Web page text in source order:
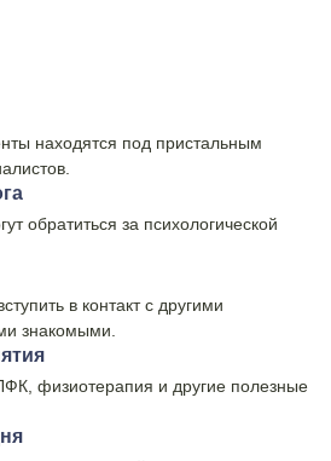
находятся под пристальным
обратиться за психологической
в контакт с другими
знакомыми.
физиотерапия и другие полезные